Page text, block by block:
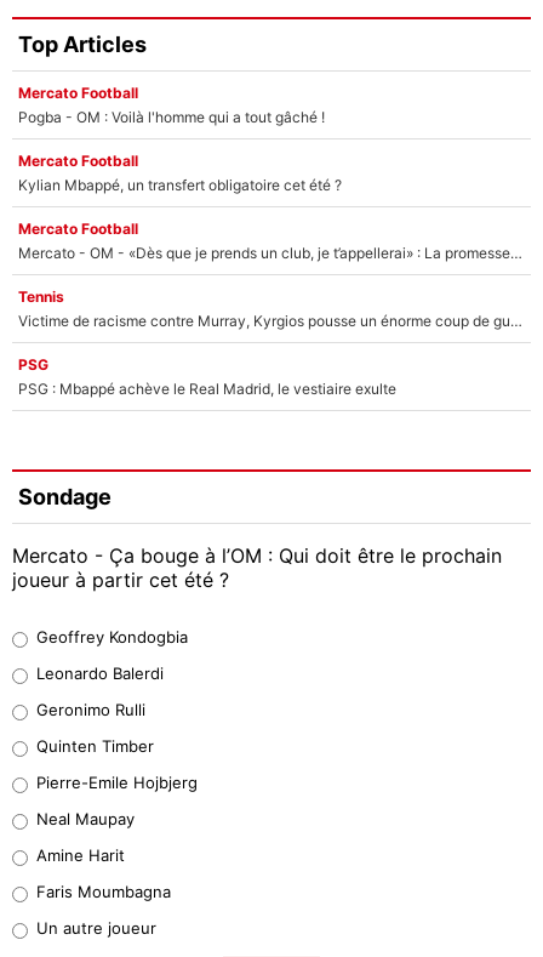
Top Articles
Mercato Football
Pogba - OM : Voilà l'homme qui a tout gâché !
Mercato Football
Kylian Mbappé, un transfert obligatoire cet été ?
Mercato Football
Mercato - OM - «Dès que je prends un club, je t’appellerai» : La promesse de Marcelino au moment de claquer la porte
Tennis
Victime de racisme contre Murray, Kyrgios pousse un énorme coup de gueule !
PSG
PSG : Mbappé achève le Real Madrid, le vestiaire exulte
Sondage
Mercato - Ça bouge à l’OM : Qui doit être le prochain
joueur à partir cet été ?
38%
32%
4%
1%
9%
Geoffrey Kondogbia
Leonardo Balerdi
Geronimo Rulli
Quinten Timber
Pierre-Emile Hojbjerg
Neal Maupay
Amine Harit
Faris Moumbagna
Un autre joueur